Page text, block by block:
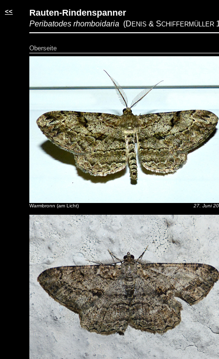
<< Rauten-Rindenspanner
Peribatodes rhomboidaria (D ENIS & SCHIFFERMÜLLER
Oberseite
Warmbronn (am Licht) 27. Juni